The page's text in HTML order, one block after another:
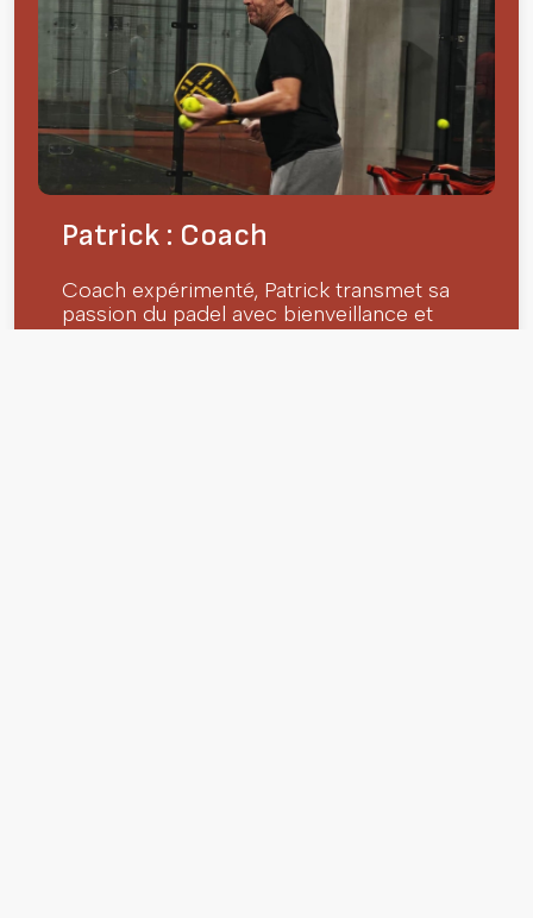
Patrick : Coach
Coach expérimenté, Patrick transmet sa
passion du padel avec bienveillance et
pédagogie. Il accompagne chaque joueur